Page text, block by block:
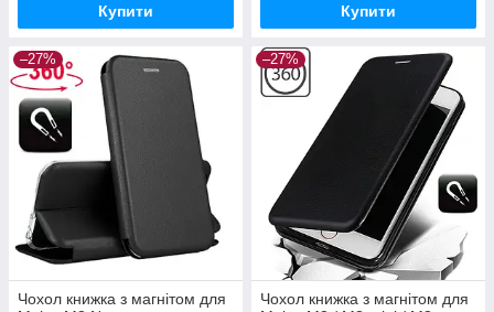
Купити Купити
–27%
Чохол книжка з магнітом для
–27%
Чохол книжка з магнітом для